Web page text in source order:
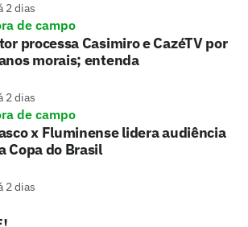
2 dias
de campo
processa Casimiro e CazéTV por
morais; entenda
2 dias
de campo
x Fluminense lidera audiência
Copa do Brasil
2 dias